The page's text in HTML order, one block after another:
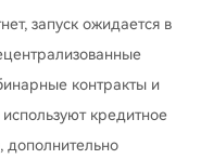
запуск ожидается в
контракты и
кредитное
дополнительно